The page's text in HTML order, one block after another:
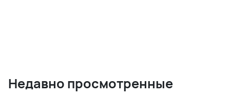
Недавно просмотренные